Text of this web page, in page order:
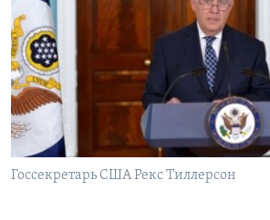
Learning English
СОЦИАЛЬНЫЕ СЕТИ
Госсекретарь США Рекс Тиллерсон